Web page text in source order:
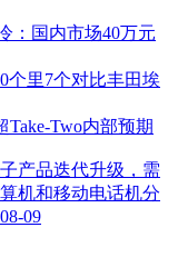
：国内市场40万元
个里7个对比丰田埃
Two内部预期
产品迭代升级，需
机和移动电话机分
09